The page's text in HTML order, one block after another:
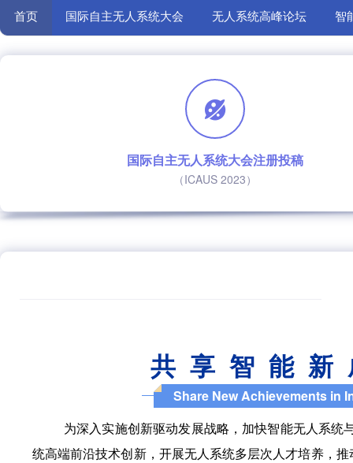
首页 国际自主无人系统大会 无人系统高峰论坛 智
国际自主无人系统大会注册投稿
（ICAUS 2023）
共 享 智 能
Share New Achievements in
为深入实施创新驱动发展战略，加快智能无人系
统高端前沿技术创新，开展无人系统多层次人才培养，